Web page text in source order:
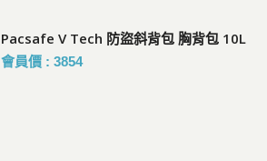
Pacsafe V Tech 防盜斜背包 胸背包 10L
會員價 : 3854